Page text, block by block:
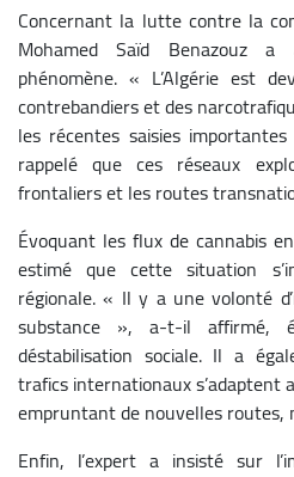
Concernant la lutte contre la
Mohamed Saïd Benazouz
phénomène. « L’Algérie est
contrebandiers et des
les récentes saisies
rappelé que ces réseaux
frontaliers et les routes
Évoquant les flux de cannabis
estimé que cette situation
régionale. « Il y a une volonté
substance », a-t-il affirmé,
déstabilisation sociale. Il a
trafics internationaux s’adaptent
empruntant de nouvelles routes,
Enfin, l’expert a insisté sur